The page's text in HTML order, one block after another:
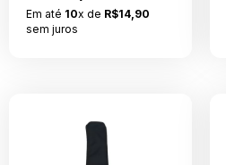
Em até 10x de R$14,90
sem juros